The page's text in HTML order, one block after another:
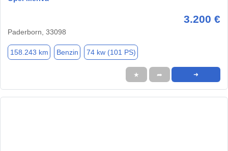
3.200 €
Paderborn, 33098
158.243 km Benzin 74 kw (101 PS)
★ ➦ ➜